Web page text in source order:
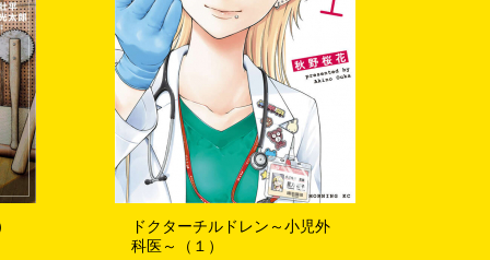
ウントの凍結、削
す。ご注意くださ
ドクターチルドレン～小児外
科医～（１）